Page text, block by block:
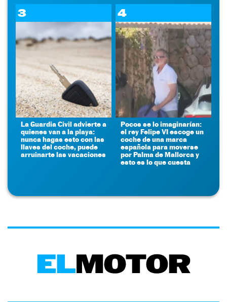
3
La Guardia Civil advierte a
quienes van a la playa:
nunca hagas esto con las
llaves del coche, puede
arruinarte las vacaciones
4
Pocos se lo imaginarían:
el rey Felipe VI escoge un
coche de una marca
española para moverse
por Palma de Mallorca y
esto es lo que cuesta